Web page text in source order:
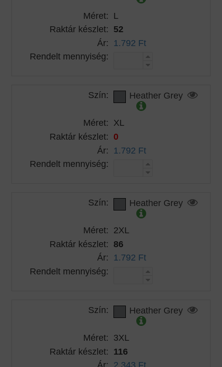
Méret: L
Raktár készlet: 52
Ár: 1.792 Ft
Rendelt mennyiség:
Szín: Heather Grey
Méret: XL
Raktár készlet: 0
Ár:
1.792 Ft
Rendelt mennyiség:
Szín: Heather Grey
Méret: 2XL
Raktár készlet: 86
Ár: 1.792 Ft
Rendelt mennyiség:
Szín: Heather Grey
Méret: 3XL
Raktár készlet: 116